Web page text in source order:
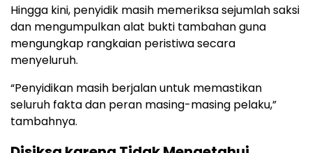
Hingga kini, penyidik masih memeriksa sejumlah saksi
dan mengumpulkan alat bukti tambahan guna
mengungkap rangkaian peristiwa secara
menyeluruh.
“Penyidikan masih berjalan untuk memastikan
seluruh fakta dan peran masing-masing pelaku,”
tambahnya.